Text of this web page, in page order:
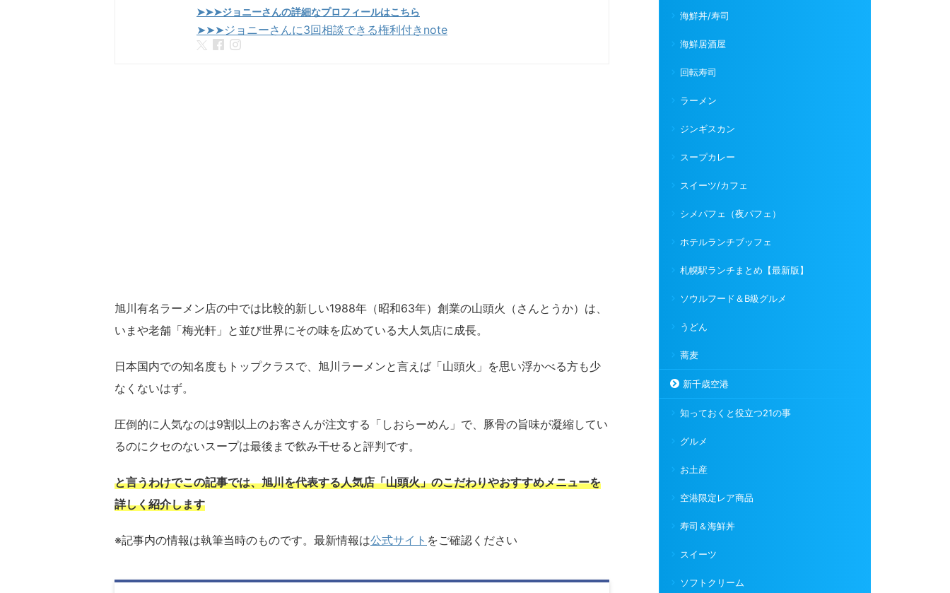
➤➤➤ジョニーさんの詳細なプロフィールはこちら
➤➤➤ジョニーさんに3回相談できる権利付きnote
旭川有名ラーメン店の中では比較的新しい1988年（昭和63年）創業の山頭火（さんとうか）は、
いまや老舗「梅光軒」と並び世界にその味を広めている大人気店に成長。
日本国内での知名度もトップクラスで、旭川ラーメンと言えば「山頭火」を思い浮かべる方も少
なくないはず。
圧倒的に人気なのは9割以上のお客さんが注文する「しおらーめん」で、豚骨の旨味が凝縮してい
るのにクセのないスープは最後まで飲み干せると評判です。
と言うわけでこの記事では、旭川を代表する人気店「山頭火」のこだわりやおすすめメニューを
詳しく紹介します
※記事内の情報は執筆当時のものです。最新情報は公式サイト をご確認ください
海鮮丼/寿司
海鮮居酒屋
回転寿司
ラーメン
ジンギスカン
スープカレー
スイーツ/カフェ
シメパフェ（夜パフェ）
ホテルランチブッフェ
札幌駅ランチまとめ【最新版】
ソウルフード＆B級グルメ
うどん
蕎麦
新千歳空港
知っておくと役立つ21の事
グルメ
お土産
空港限定レア商品
寿司＆海鮮丼
スイーツ
ソフトクリーム